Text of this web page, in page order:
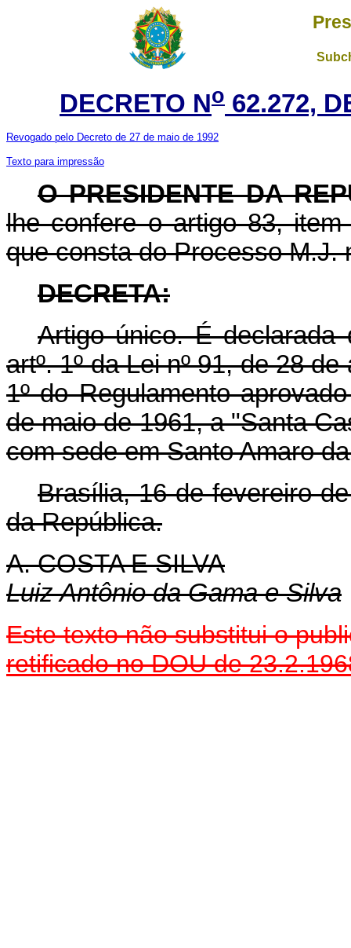
DECRETO No 62.272,
Revogado pelo Decreto de 27 de maio de 1992
Texto para impressão
O PRESIDENTE DA
lhe confere o artigo 83,
que consta do Processo M.J.
DECRETA:
Artigo único. É declarada
artº. 1º da Lei nº 91, de 28
1º do Regulamento
de maio de 1961, a "Santa
com sede em Santo Amaro
Brasília, 16 de fevereiro
da República.
A. COSTA E SILVA
Luiz Antônio da Gama e Silva
Este texto não substitui o
retificado no DOU de